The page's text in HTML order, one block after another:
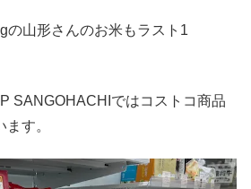
の山形さんのお米もラスト1
SANGOHACHIではコストコ商品
す。